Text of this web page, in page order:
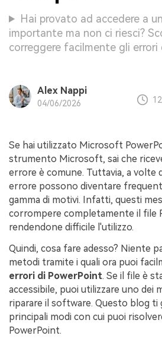
Hai provato ad accedere a
importante ma non ci riesci?
correggere facilmente gli errori
Alex Nappi
04/06/2026
Se hai utilizzato Microsoft
strumento Microsoft, sai che
errore è comune. Tuttavia, a volte
errore possono diventare
gamma di motivi. Infatti, questi
corrompere completamente il file
rendendone difficile l'utilizzo.
Quindi, cosa fare adesso? Niente
metodi tramite i quali ora puoi
errori di PowerPoint. Se il file è
accessibile, puoi utilizzare uno dei
riparare il software. Questo blog ti
principali modi con cui puoi
PowerPoint.